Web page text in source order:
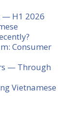
— H1 2026
Consumer
— Through
Vietnamese